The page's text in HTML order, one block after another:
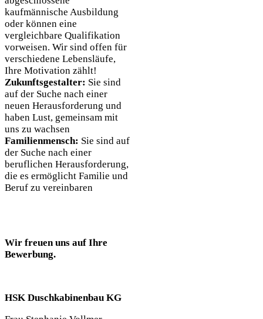
kaufmännische Ausbildung
oder können eine
vergleichbare Qualifikation
vorweisen. Wir sind offen für
verschiedene Lebensläufe,
Ihre Motivation zählt!
Zukunftsgestalter: Sie sind
auf der Suche nach einer
neuen Herausforderung und
haben Lust, gemeinsam mit
uns zu wachsen
Familienmensch: Sie sind auf
der Suche nach einer
beruflichen Herausforderung,
die es ermöglicht Familie und
Beruf zu vereinbaren
Wir freuen uns auf Ihre
Bewerbung.
HSK Duschkabinenbau KG